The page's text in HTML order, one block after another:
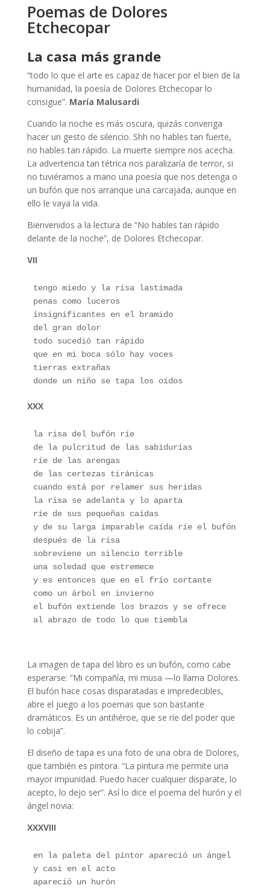
Poemas de Dolores
Etchecopar
La casa más grande
“todo lo que el arte es capaz de hacer por el bien de la
humanidad, la poesía de Dolores Etchecopar lo
consigue”. María Malusardi
Cuando la noche es más oscura, quizás convenga
hacer un gesto de silencio. Shh no hables tan fuerte,
no hables tan rápido. La muerte siempre nos acecha.
La advertencia tan tétrica nos paralizaría de terror, si
no tuviéramos a mano una poesía que nos detenga o
un bufón que nos arranque una carcajada, aunque en
ello le vaya la vida.
Bienvenidos a la lectura de “No hables tan rápido
delante de la noche”, de Dolores Etchecopar.
VII
tengo miedo y la risa lastimada
penas como luceros
insignificantes en el bramido
del gran dolor
todo sucedió tan rápido
que en mi boca sólo hay voces
tierras extrañas
donde un niño se tapa los oídos
XXX
la risa del bufón ríe
de la pulcritud de las sabidurías
ríe de las arengas
de las certezas tiránicas
cuando está por relamer sus heridas
la risa se adelanta y lo aparta
ríe de sus pequeñas caídas
y de su larga imparable caída ríe el bufón
después de la risa
sobreviene un silencio terrible
una soledad que estremece
y es entonces que en el frío cortante
como un árbol en invierno
el bufón extiende los brazos y se ofrece
al abrazo de todo lo que tiembla
La imagen de tapa del libro es un bufón, como cabe
esperarse: “Mi compañía, mi musa —lo llama Dolores.
El bufón hace cosas disparatadas e impredecibles,
abre el juego a los poemas que son bastante
dramáticos. Es un antihéroe, que se ríe del poder que
lo cobija”.
El diseño de tapa es una foto de una obra de Dolores,
que también es pintora. “La pintura me permite una
mayor impunidad. Puedo hacer cualquier disparate, lo
acepto, lo dejo ser”. Así lo dice el poema del hurón y el
ángel novia:
XXXVIII
en la paleta del pintor apareció un ángel
y casi en el acto
apareció un hurón